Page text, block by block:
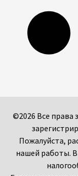
©2026 Все права
Пожалуйста,
нашей работы.